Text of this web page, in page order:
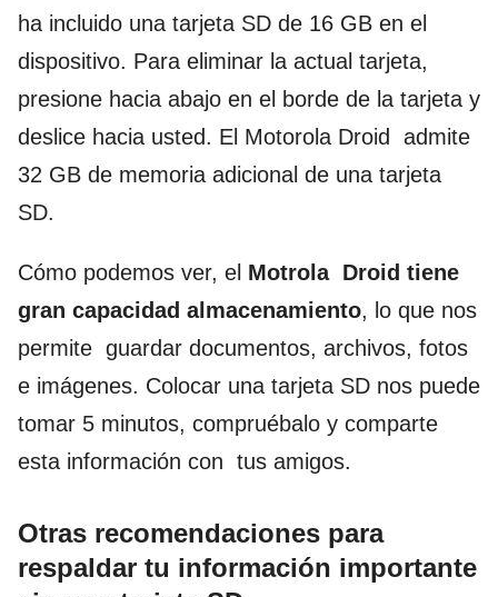
ha incluido una tarjeta SD de 16 GB en el
dispositivo. Para eliminar la actual tarjeta,
presione hacia abajo en el borde de la tarjeta y
deslice hacia usted. El Motorola Droid admite
32 GB de memoria adicional de una tarjeta
SD.
Cómo podemos ver, el Motrola Droid tiene
gran capacidad almacenamiento, lo que nos
permite guardar documentos, archivos, fotos
e imágenes. Colocar una tarjeta SD nos puede
tomar 5 minutos, compruébalo y comparte
esta información con tus amigos.
Otras recomendaciones para
respaldar tu información importante